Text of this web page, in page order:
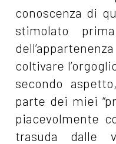
conoscenza di
stimolato
coltivare
secondo
parte dei miei
piacevolmente
trasuda dalle